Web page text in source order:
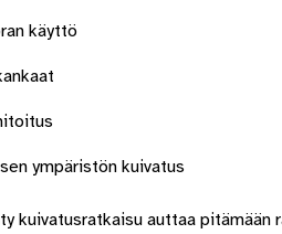
käyttö
ympäristön kuivatus
kuivatusratkaisu auttaa pitämään